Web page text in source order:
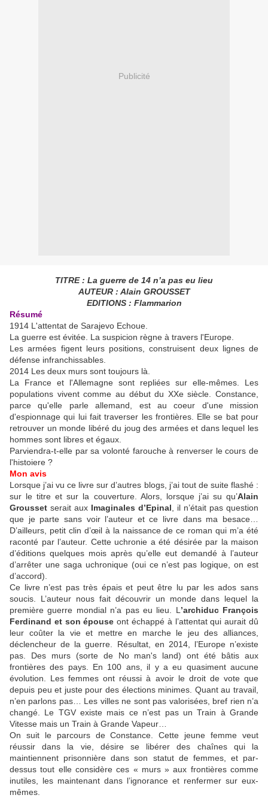
Publicité
TITRE : La guerre de 14 n’a pas eu lieu
AUTEUR : Alain GROUSSET
EDITIONS : Flammarion
Résumé
1914 L'attentat de Sarajevo Echoue.
La guerre est évitée. La suspicion règne à travers l'Europe.
Les armées figent leurs positions, construisent deux lignes de
défense infranchissables.
2014 Les deux murs sont toujours là.
La France et l'Allemagne sont repliées sur elle-mêmes. Les
populations vivent comme au début du XXe siècle. Constance,
parce qu'elle parle allemand, est au coeur d'une mission
d'espionnage qui lui fait traverser les frontières. Elle se bat pour
retrouver un monde libéré du joug des armées et dans lequel les
hommes sont libres et égaux.
Parviendra-t-elle par sa volonté farouche à renverser le cours de
l'histoiere ?
Mon avis
Lorsque j’ai vu ce livre sur d’autres blogs, j’ai tout de suite flashé :
sur le titre et sur la couverture. Alors, lorsque j’ai su qu’Alain
Grousset serait aux Imaginales d’Epinal , il n’était pas question
que je parte sans voir l’auteur et ce livre dans ma besace…
D’ailleurs, petit clin d’œil à la naissance de ce roman qui m’a été
raconté par l’auteur. Cette uchronie a été désirée par la maison
d’éditions quelques mois après qu’elle eut demandé à l’auteur
d’arrêter une saga uchronique (oui ce n’est pas logique, on est
d’accord).
Ce livre n’est pas très épais et peut être lu par les ados sans
soucis. L’auteur nous fait découvrir un monde dans lequel la
première guerre mondial n’a pas eu lieu. L ’archiduc François
Ferdinand et son épouse ont échappé à l’attentat qui aurait dû
leur coûter la vie et mettre en marche le jeu des alliances,
déclencheur de la guerre. Résultat, en 2014, l’Europe n’existe
pas. Des murs (sorte de No man's land) ont été bâtis aux
frontières des pays. En 100 ans, il y a eu quasiment aucune
évolution. Les femmes ont réussi à avoir le droit de vote que
depuis peu et juste pour des élections minimes. Quant au travail,
n’en parlons pas… Les villes ne sont pas valorisées, bref rien n’a
changé. Le TGV existe mais ce n’est pas un Train à Grande
Vitesse mais un Train à Grande Vapeur…
On suit le parcours de Constance. Cette jeune femme veut
réussir dans la vie, désire se libérer des chaînes qui la
maintiennent prisonnière dans son statut de femmes, et par-
dessus tout elle considère ces « murs » aux frontières comme
inutiles, les maintenant dans l’ignorance et renfermer sur eux-
mêmes.